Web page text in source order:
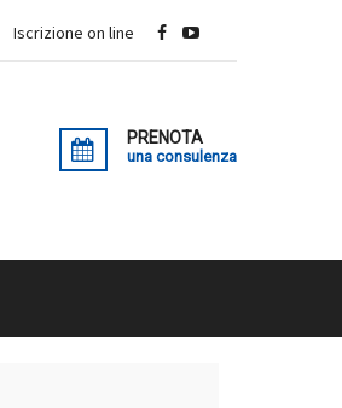
Iscrizione on line
PRENOTA
una consulenza
X